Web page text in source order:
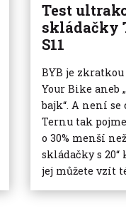
Test
skládačky
S11
BYB je
Your Bike aneb
bajk“. A není se
Ternu tak
o 30% menší
skládačky s 20“
jej můžete vzít